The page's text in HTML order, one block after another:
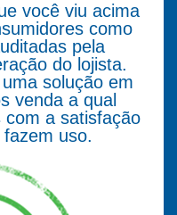
você viu acima
como
pela
do lojista.
solução em
venda a qual
com a satisfação
uso.